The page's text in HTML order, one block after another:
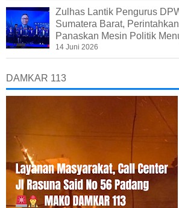
Zulhas Lantik Pengurus
Sumatera Barat,
Panaskan Mesin Politik
14 Juni 2026
DAMKAR 113